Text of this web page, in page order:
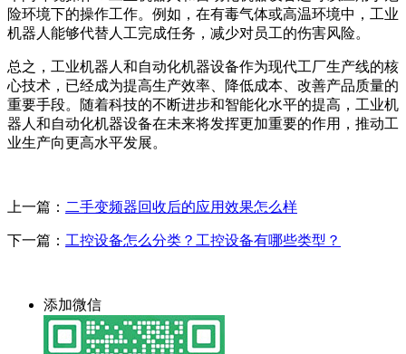
险环境下的操作工作。例如，在有毒气体或高温环境中，工业
机器人能够代替人工完成任务，减少对员工的伤害风险。
总之，工业机器人和自动化机器设备作为现代工厂生产线的核
心技术，已经成为提高生产效率、降低成本、改善产品质量的
重要手段。随着科技的不断进步和智能化水平的提高，工业机
器人和自动化机器设备在未来将发挥更加重要的作用，推动工
业生产向更高水平发展。
上一篇： 二手变频器回收后的应用效果怎么样
下一篇： 工控设备怎么分类？工控设备有哪些类型？
添加微信